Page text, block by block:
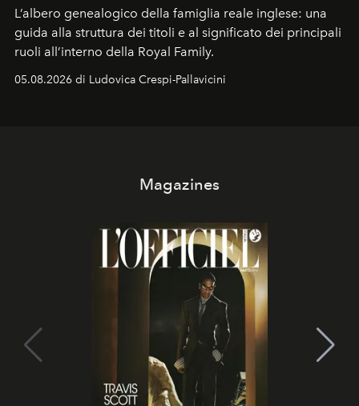
L’albero genealogico della famiglia reale inglese: una
guida alla struttura dei titoli e al significato dei principali
ruoli all’interno della Royal Family.
05.08.2026 di Ludovica Crespi-Pallavicini
Magazines